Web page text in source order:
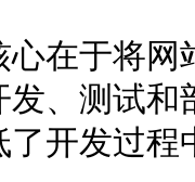
于将网
、测试
开发过程